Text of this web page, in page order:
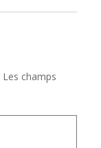
Les champs